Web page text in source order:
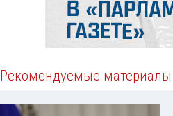
Рекомендуемые материалы